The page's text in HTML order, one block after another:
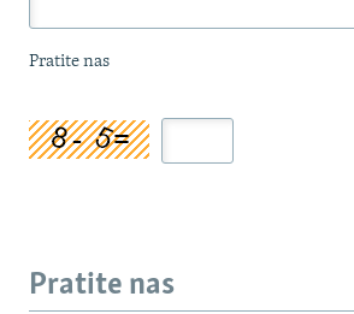
Pratite nas
Pratite nas